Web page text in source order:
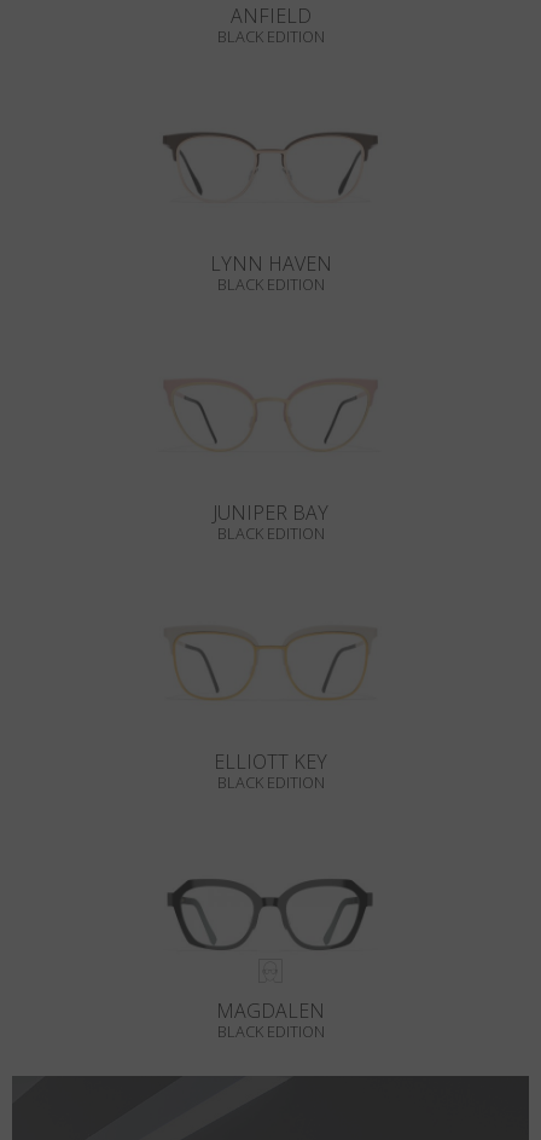
ANFIELD
BLACK EDITION
LYNN HAVEN
BLACK EDITION
JUNIPER BAY
BLACK EDITION
ELLIOTT KEY
BLACK EDITION
MAGDALEN
BLACK EDITION